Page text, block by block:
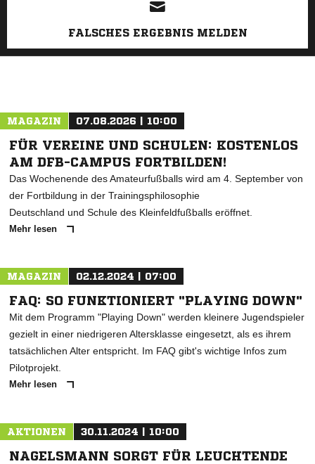
FALSCHES ERGEBNIS MELDEN
MAGAZIN 07.08.2026 | 10:00
FÜR VEREINE UND SCHULEN: KOSTENLOS
AM DFB-CAMPUS FORTBILDEN!
Das Wochenende des Amateurfußballs wird am 4. September von
der Fortbildung in der Trainingsphilosophie
Deutschland und Schule des Kleinfeldfußballs eröffnet.
Mehr lesen
MAGAZIN 02.12.2024 | 07:00
FAQ: SO FUNKTIONIERT "PLAYING DOWN"
Mit dem Programm "Playing Down" werden kleinere Jugendspieler
gezielt in einer niedrigeren Altersklasse eingesetzt, als es ihrem
tatsächlichen Alter entspricht. Im FAQ gibt's wichtige Infos zum
Pilotprojekt.
Mehr lesen
AKTIONEN 30.11.2024 | 10:00
NAGELSMANN SORGT FÜR LEUCHTENDE